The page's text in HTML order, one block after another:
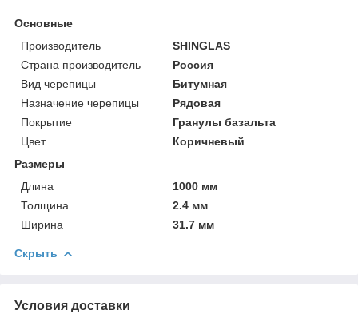
Основные
Производитель
SHINGLAS
Страна производитель
Россия
Вид черепицы
Битумная
Назначение черепицы
Рядовая
Покрытие
Гранулы базальта
Цвет
Коричневый
Размеры
Длина
1000 мм
Толщина
2.4 мм
Ширина
31.7 мм
Скрыть
Условия доставки